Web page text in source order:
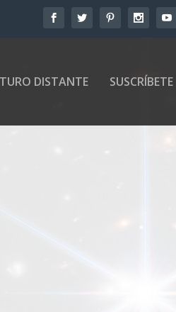
DISTANTE SUSCRÍBETE